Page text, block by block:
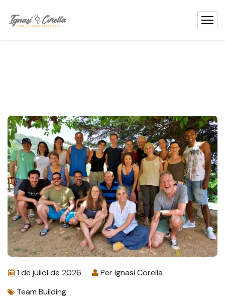
1 de juliol de 2026 PerIgnasi Corella
Team Building